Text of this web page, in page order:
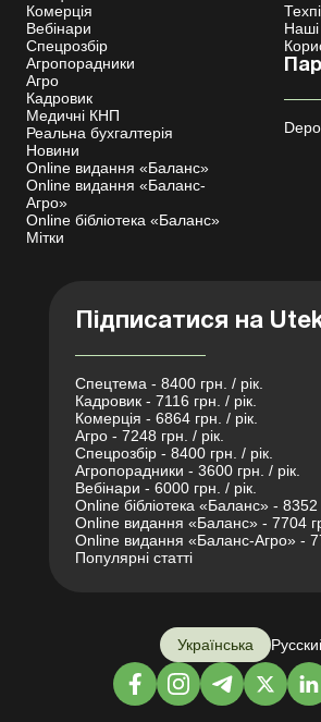
Комерція
Вебінари
Спецрозбір
Агропорадники
Агро
Кадровик
Медичні КНП
Реальна бухгалтерія
Новини
Online видання «Баланс»
Online видання «Баланс-
Агро»
Online бібліотека «Баланс»
Мітки
Підписатися на
Спецтема - 8400 грн. / рік.
Кадровик - 7116 грн. / рік.
Комерція - 6864 грн. / рік.
Агро - 7248 грн. / рік.
Спецрозбір - 8400 грн. / рік.
Агропорадники - 3600 грн. / рік.
Вебінари - 6000 грн. / рік.
Online бібліотека «Баланс» - 8352
Online видання «Баланс» - 7704
Online видання «Баланс-Агро» -
Популярні статті
Українська